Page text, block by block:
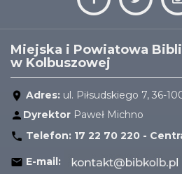
Miejska i Powiatowa
w Kolbuszowej
Adres: ul. Piłsudskiego 7, 36-
Dyrektor Paweł Michno
Telefon: 17 22 70 220 -
E-mail: